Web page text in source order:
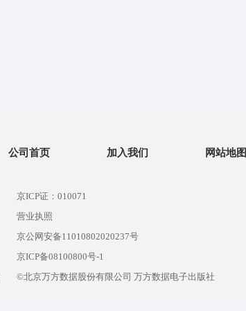
公司首页 加入我们 网站地图
京ICP证：010071
营业执照
京公网安备11010802020237号
京ICP备08100800号-1
©北京万方数据股份有限公司 万方数据电子出版社